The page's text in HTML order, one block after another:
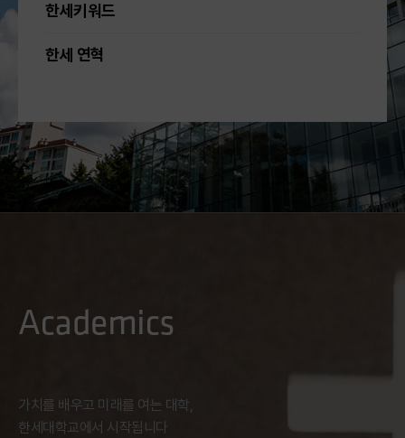
지난 3월, 컨소시엄 4개 대학과
은 경기바이오센터에서 바이오·AI 분야 실무형
해당 협약이 실질적인 교육 성과로 이어진 결과다.
경과원의 연계를 통해 간호학과 학생에게 적합한
디지털 헬스케어 교육과정 참여 기회가
마련되었고 교육비 또한 「2026년 경기도 바이오
분당서울대병원 김세중 교수, 오인선 매니저 [사진
3] 24일 진행된 분당서울대학교병원 현장실습
모습 1 [사진 4] 24일 진행된 분당서울대학교병원
한세키워드
한세 연혁
Academics
가치를 배우고 미래를 여는 대학,
한세대학교에서 시작됩니다